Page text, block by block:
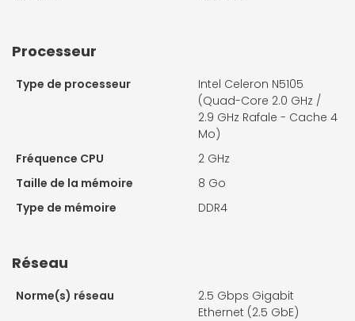
Processeur
Type de processeur
Intel Celeron N5105
(Quad-Core 2.0 GHz /
2.9 GHz Rafale - Cache 4
Mo)
Fréquence CPU
2 GHz
Taille de la mémoire
8 Go
Type de mémoire
DDR4
Réseau
Norme(s) réseau
2.5 Gbps Gigabit
Ethernet (2.5 GbE)